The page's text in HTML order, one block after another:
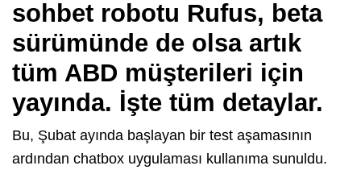
sohbet robotu Rufus, beta
sürümünde de olsa artık
tüm ABD müşterileri için
yayında. İşte tüm detaylar.
Bu, Şubat ayında başlayan bir test aşamasının
ardından chatbox uygulaması kullanıma sunuldu.